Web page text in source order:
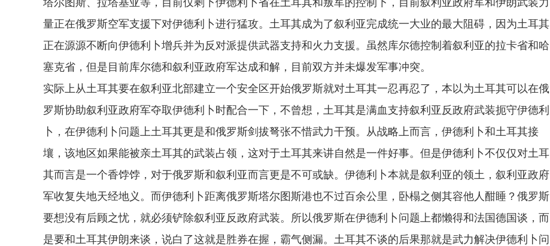
塔尔图斯、拉塔基亚等，目前仅剩下伊德利卜省在土耳其和叛军的控制下，目前叙利亚政府军和伊朗武装力
量正在俄罗斯空军支援下对伊德利卜进行猛攻。土耳其成为了叙利亚完成统一大业的最大阻碍，因为土耳其
正在源源不断向伊德利卜增兵并为反对派提供武器支持和火力支援。虽然库尔德控制着叙利亚的拉卡省和哈
塞克省，但是目前库尔德和叙利亚政府军达成和解，目前双方并未爆发军事冲突。
实际上从土耳其要在叙利亚北部建立一个安全区开始俄罗斯就对土耳其一忍再忍了，本以为土耳其可以在俄
罗斯协助叙利亚政府军夺取伊德利卜时配合一下，不曾想，土耳其是满血支持叙利亚反政府武装扼守伊德利
卜，在伊德利卜问题上土耳其更是和俄罗斯剑拔弩张不惜武力干预。从战略上而言，伊德利卜和土耳其接
壤，该地区如果能被亲土耳其的武装占领，这对于土耳其来讲自然是一件好事。但是伊德利卜不仅仅对土耳
其而言是一个香饽饽，对于俄罗斯和叙利亚而言更是不可或缺。伊德利卜本就是叙利亚的领土，叙利亚政府
军收复失地天经地义。而伊德利卜距离俄罗斯塔尔图斯港也不过百余公里，卧榻之侧其容他人酣睡？俄罗斯
要想没有后顾之忧，就必须铲除叙利亚反政府武装。所以俄罗斯在伊德利卜问题上都懒得和法国德国谈，而
是要和土耳其伊朗来谈，说白了这就是胜券在握，霸气侧漏。土耳其不谈的后果那就是武力解决伊德利卜问